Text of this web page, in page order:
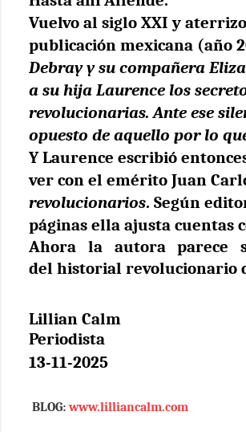
Vuelvo al siglo XXI y
publicación mexicana (año
Debray y su compañera
a su hija Laurence los
revolucionarias. Ante ese
opuesto de aquello por lo
Y Laurence escribió
ver con el emérito Juan
revolucionarios. Según
páginas ella ajusta cuentas
Ahora la autora parece
del historial revolucionario
Lillian Calm
Periodista
13-11-2025
BLOG:www.lilliancalm.com